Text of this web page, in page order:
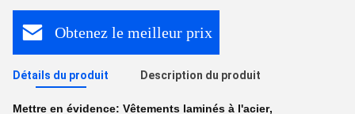
Obtenez le meilleur prix
Détails du produit Description du produit
Mettre en évidence: Vêtements laminés à l'acier,